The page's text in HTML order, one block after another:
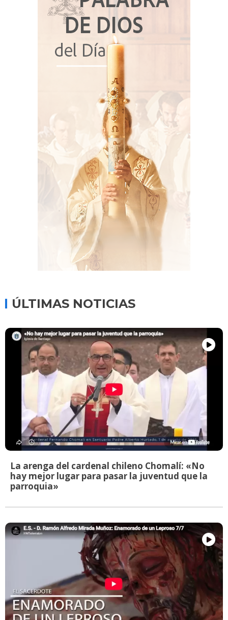
ÚLTIMAS NOTICIAS
La arenga del cardenal chileno Chomalí: «No
hay mejor lugar para pasar la juventud que la
parroquia»